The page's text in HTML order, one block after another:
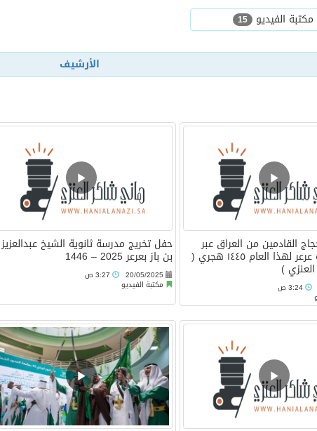
مكتبة الفيديو 15
الأرشيف
حفل تخريج مدرسة ثانوية الشيخ عبدالعزيز
بن باز بعرعر 2025 – 1446
20/05/2025
مكتبة الفيديو
القادمين من العراق عبر
منفذ جديدة عرعر لهذا العام ١٤٤٥ هجري (
)
3:24 ص